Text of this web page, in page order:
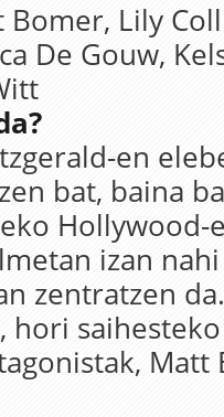
Bomer, Lily
De Gouw,
en
bat, baina
Hollywood-
izan
zentratzen
hori
Matt